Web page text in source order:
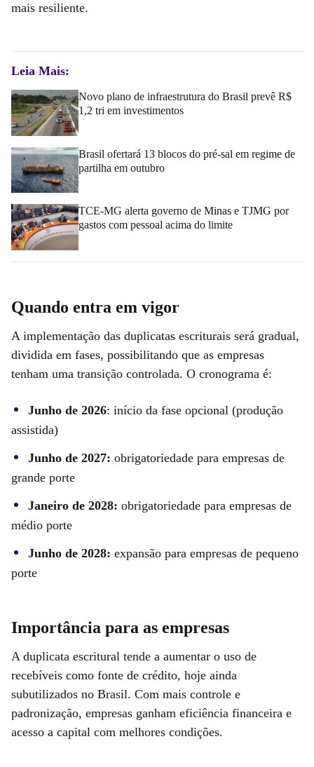
mais resiliente.
Leia Mais:
Novo plano de infraestrutura do Brasil prevê R$
1,2 tri em investimentos
Brasil ofertará 13 blocos do pré-sal em regime de
partilha em outubro
TCE-MG alerta governo de Minas e TJMG por
gastos com pessoal acima do limite
Quando entra em vigor
A implementação das duplicatas escriturais será gradual,
dividida em fases, possibilitando que as empresas
tenham uma transição controlada. O cronograma é:
Junho de 2026: início da fase opcional (produção
assistida)
Junho de 2027: obrigatoriedade para empresas de
grande porte
Janeiro de 2028: obrigatoriedade para empresas de
médio porte
Junho de 2028: expansão para empresas de pequeno
porte
Importância para as empresas
A duplicata escritural tende a aumentar o uso de
recebíveis como fonte de crédito, hoje ainda
subutilizados no Brasil. Com mais controle e
padronização, empresas ganham eficiência financeira e
acesso a capital com melhores condições.